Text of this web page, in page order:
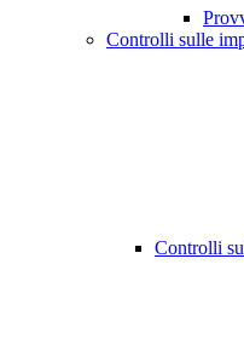
Controlli sulle
Controlli